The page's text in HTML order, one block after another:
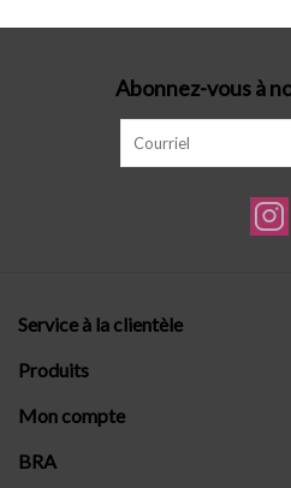
Abonnez-vous à
Service à la clientèle
Produits
Mon compte
BRA